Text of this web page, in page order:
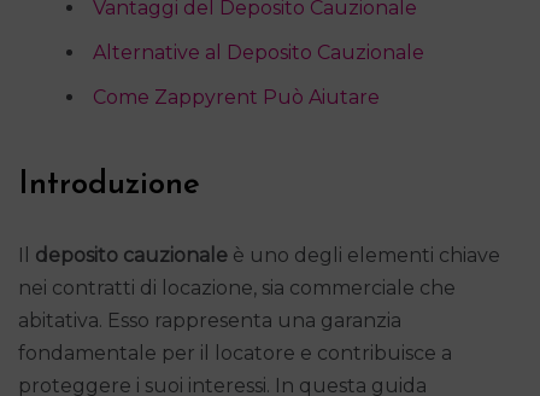
Vantaggi del Deposito Cauzionale
Alternative al Deposito Cauzionale
Come Zappyrent Può Aiutare
Introduzione
Il deposito cauzionale è uno degli elementi chiave
nei contratti di locazione, sia commerciale che
abitativa. Esso rappresenta una garanzia
fondamentale per il locatore e contribuisce a
proteggere i suoi interessi. In questa guida